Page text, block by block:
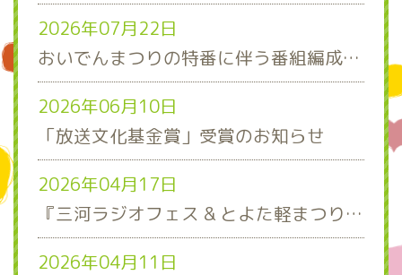
2026年07月22日
おいでんまつりの特番に伴う番組編成について
2026年06月10日
「放送文化基金賞」受賞のお知らせ
2026年04月17日
『三河ラジオフェス & とよた軽まつり』ステージスケジュール発表！
2026年04月11日